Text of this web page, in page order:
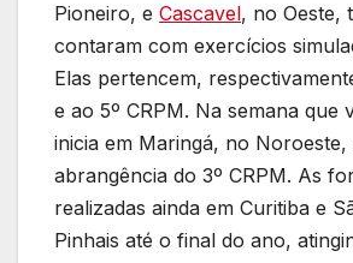
Pioneiro, e Cascavel, no Oeste,
contaram com exercícios
Elas pertencem,
e ao 5º CRPM. Na semana que
inicia em Maringá, no Noroeste,
abrangência do 3º CRPM. As
realizadas ainda em Curitiba e
Pinhais até o final do ano,